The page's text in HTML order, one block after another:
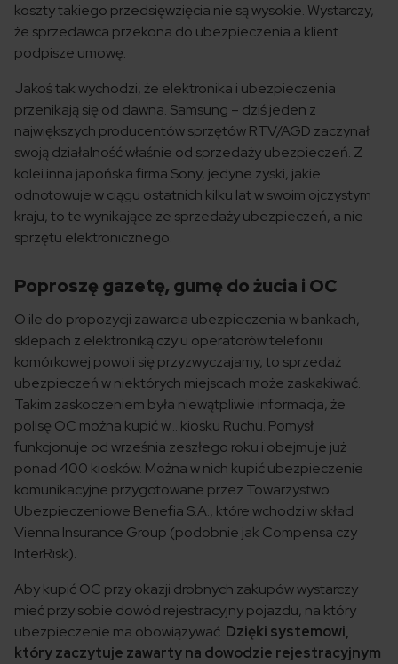
koszty takiego przedsięwzięcia nie są wysokie. Wystarczy,
że sprzedawca przekona do ubezpieczenia a klient
podpisze umowę.
Jakoś tak wychodzi, że elektronika i ubezpieczenia
przenikają się od dawna. Samsung – dziś jeden z
największych producentów sprzętów RTV/AGD zaczynał
swoją działalność właśnie od sprzedaży ubezpieczeń. Z
kolei inna japońska firma Sony, jedyne zyski, jakie
odnotowuje w ciągu ostatnich kilku lat w swoim ojczystym
kraju, to te wynikające ze sprzedaży ubezpieczeń, a nie
sprzętu elektronicznego.
Poproszę gazetę, gumę do żucia i OC
O ile do propozycji zawarcia ubezpieczenia w bankach,
sklepach z elektroniką czy u operatorów telefonii
komórkowej powoli się przyzwyczajamy, to sprzedaż
ubezpieczeń w niektórych miejscach może zaskakiwać.
Takim zaskoczeniem była niewątpliwie informacja, że
polisę OC można kupić w… kiosku Ruchu. Pomysł
funkcjonuje od września zeszłego roku i obejmuje już
ponad 400 kiosków. Można w nich kupić ubezpieczenie
komunikacyjne przygotowane przez Towarzystwo
Ubezpieczeniowe Benefia S.A., które wchodzi w skład
Vienna Insurance Group (podobnie jak Compensa czy
InterRisk).
Aby kupić OC przy okazji drobnych zakupów wystarczy
mieć przy sobie dowód rejestracyjny pojazdu, na który
ubezpieczenie ma obowiązywać. Dzięki systemowi,
który zaczytuje zawarty na dowodzie rejestracyjnym